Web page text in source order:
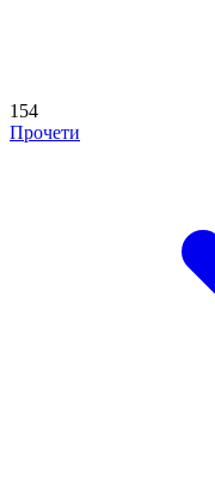
154
Прочети